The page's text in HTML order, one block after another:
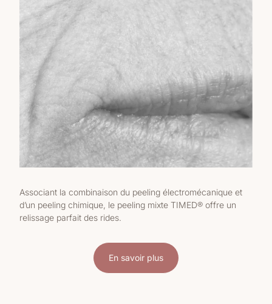
Associant la combinaison du peeling électromécanique et
d’un peeling chimique, le peeling mixte TIMED® offre un
relissage parfait des rides.
En savoir plus